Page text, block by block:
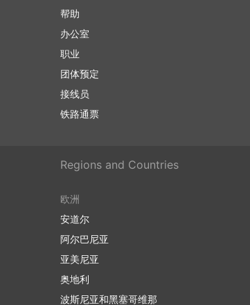
帮助
办公室
职业
团体预定
接线员
铁路通票
Regions and Countries
欧洲
安道尔
阿尔巴尼亚
亚美尼亚
奥地利
波斯尼亚和黑塞哥维那